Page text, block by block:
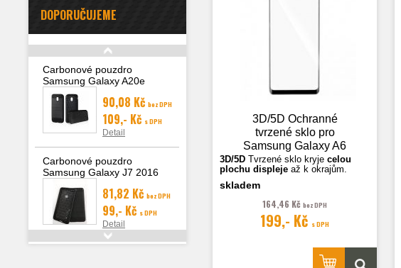
DOPORUČUJEME
Carbonové pouzdro
Samsung Galaxy A20e
(A202F)
90,08 Kč bez DPH
109,- Kč s DPH
Detail
Carbonové pouzdro
Samsung Galaxy J7 2016
81,82 Kč bez DPH
99,- Kč s DPH
Detail
3D/5D Ochranné
tvrzené sklo pro
Samsung Galaxy A6
2018 (A600), černá
3D/5D Tvrzené sklo kryjecelou
plochu displejeaž k okrajům.
Fotografie jsou ilustrační.
skladem
164,46 Kčbez DPH
199,- Kč s DPH